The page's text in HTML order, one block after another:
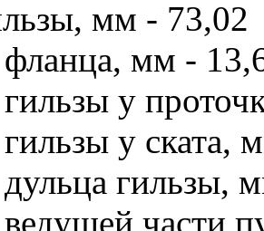
мм - 73,02
мм -
у
у ската,
гильзы,
части